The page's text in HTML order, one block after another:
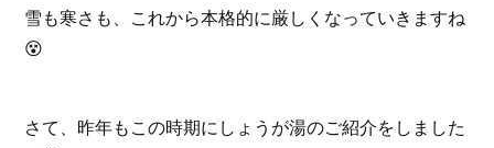
雪も寒さも、これから本格的に厳しくなっていきますね
😵
さて、昨年もこの時期にしょうが湯のご紹介をしました